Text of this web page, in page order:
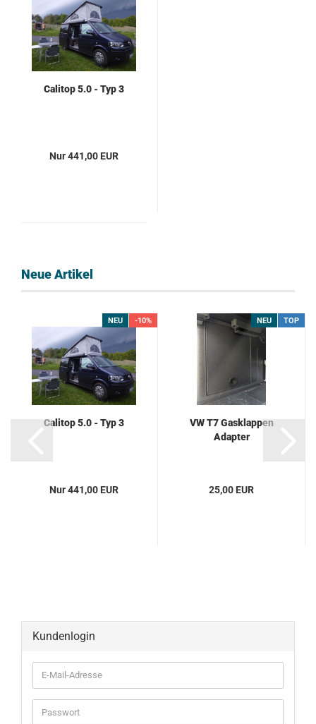
Calitop 5.0 - Typ 3
Nur 441,00 EUR
Neue Artikel
NEU -10%
Calitop 5.0 - Typ 3
Nur 441,00 EUR
NEU TOP
VW T7 Gasklappen
Adapter
25,00 EUR
Kundenlogin
E-
Mail-
Adresse
Passwort